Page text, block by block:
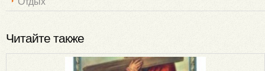
Читайте также